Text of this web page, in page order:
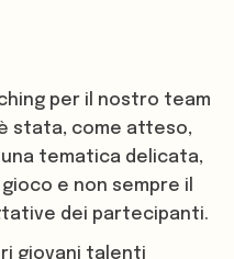
per il nostro team
stata, come atteso,
tematica delicata,
e non sempre il
dei partecipanti.
giovani talenti